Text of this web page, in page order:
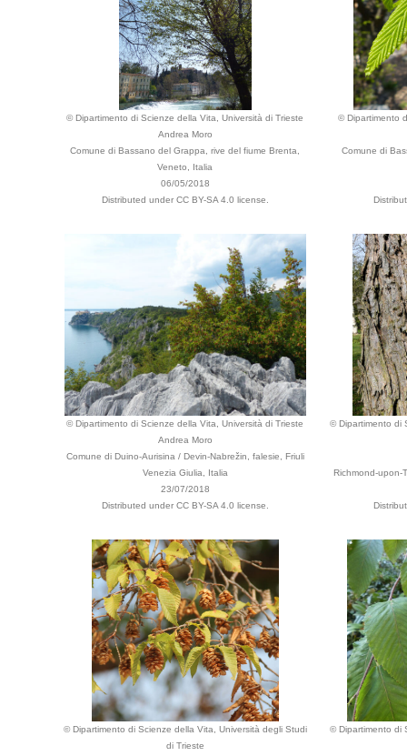
© Dipartimento di Scienze della Vita, Università di Trieste
Andrea Moro
Comune di Bassano del Grappa, rive del fiume Brenta,
Veneto, Italia
06/05/2018
Distributed under CC BY-SA 4.0 license.
© Dipartimento
Comune di
© Dipartimento di Scienze della Vita, Università di Trieste
Andrea Moro
Comune di Duino-Aurisina / Devin-Nabrežin, falesie, Friuli
Venezia Giulia, Italia
23/07/2018
Distributed under CC BY-SA 4.0 license.
© Dipartimento di
Richmond-upon-
© Dipartimento di Scienze della Vita, Università degli Studi
di Trieste
© Dipartimento di